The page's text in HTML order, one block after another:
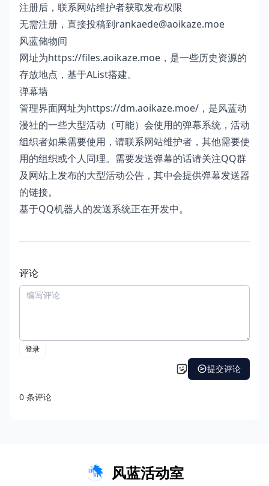
注册后，联系网站维护者获取发布权限
无需注册，直接投稿到rankaede@aoikaze.moe
风蓝储物间
网址为https://files.aoikaze.moe ，是一些历史资源的
存放地点，基于AList搭建。
弹幕墙
管理界面网址为https://dm.aoikaze.moe/ ，是风蓝动
漫社的一些大型活动（可能）会使用的弹幕系统，活动
组织者如果需要使用，请联系网站维护者，其他需要使
用的组织或个人同理。需要发送弹幕的话请关注QQ群
及网站上发布的大型活动公告，其中会提供弹幕发送器
的链接。
基于QQ机器人的发送系统正在开发中。
评论
风蓝活动室